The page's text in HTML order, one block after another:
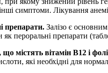
симптоми. Лікування
препарати. Залізо є
пероральні препарати
містять вітамін B12 і
які необхідні для